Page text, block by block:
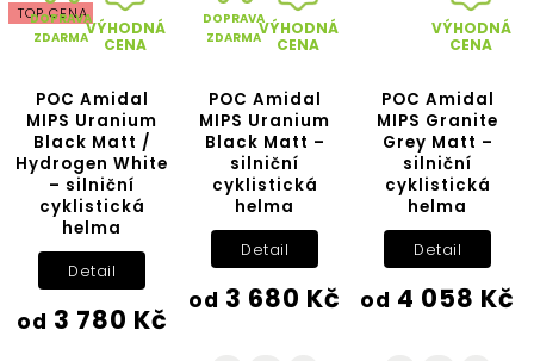
TOP CENA
DOPRAVA
ZDARMAVÝHODNÁ
CENA
POC Amidal
MIPS Uranium
Black Matt /
Hydrogen White
– silniční
cyklistická
helma
od 3 780 Kč
Detail
DOPRAVA
ZDARMAVÝHODNÁ
CENA
POC Amidal
MIPS Uranium
Black Matt –
silniční
cyklistická
helma
od 3 680 Kč
Detail
VÝHODNÁ
CENA
POC Amidal
MIPS Granite
Grey Matt –
silniční
cyklistická
helma
od 4 058 Kč
Detail